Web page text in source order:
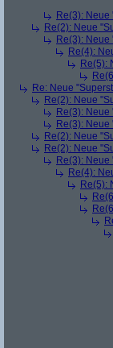
Re(3):
Re(2): Neue
Re(3):
Re(4):
Re(5):
Re: Neue
Re(2): Neue
Re(3):
Re(3):
Re(2): Neue
Re(2): Neue
Re(3):
Re(4):
Re(5):